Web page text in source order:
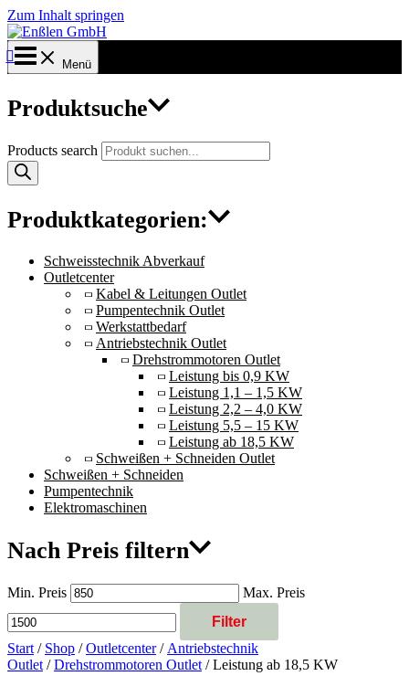
Zum Inhalt springen
Menü
Produktsuche
Products search
Produktkategorien:
Schweisstechnik Abverkauf
Outletcenter
Kabel & Leitungen Outlet
Pumpentechnik Outlet
Werkstattbedarf
Antriebstechnik Outlet
Drehstrommotoren Outlet
Leistung bis 0,9 KW
Leistung 1,1 – 1,5 KW
Leistung 2,2 – 4,0 KW
Leistung 5,5 – 15 KW
Leistung ab 18,5 KW
Schweißen + Schneiden Outlet
Schweißen + Schneiden
Pumpentechnik
Elektromaschinen
Nach Preis filtern
Min. Preis
Max. Preis
Filter
Start/ Shop /Outletcenter/Antriebstechnik
Outlet/Drehstrommotoren Outlet/ Leistung ab 18,5 KW